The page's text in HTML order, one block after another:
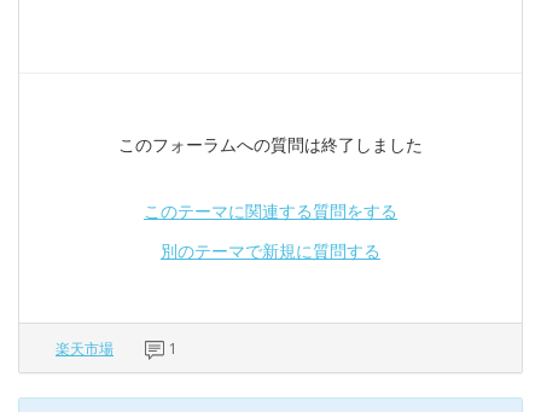
このフォーラムへの質問は終了しました
このテーマに関連する質問をする
別のテーマで新規に質問する
楽天市場 1